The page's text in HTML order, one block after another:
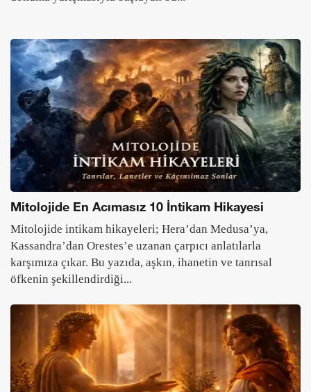
Mitolojide En Acımasız 10 İntikam Hikayesi
Mitolojide intikam hikayeleri; Hera’dan Medusa’ya,
Kassandra’dan Orestes’e uzanan çarpıcı anlatılarla
karşımıza çıkar. Bu yazıda, aşkın, ihanetin ve tanrısal
öfkenin şekillendirdiği...